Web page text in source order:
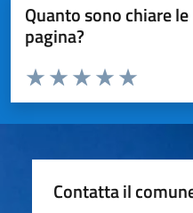
Quanto sono chiare
pagina?
Valuta da 1 a 5 stelle la pagina
Valuta 5
Valuta 4 stelle
Valuta 3 stelle su 5
Valuta 2 stelle su 5
Valuta 1 stelle su 5
Contatta il